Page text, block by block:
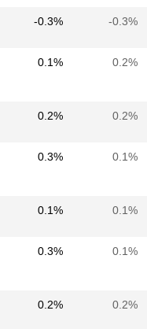
-0.3% -0.3%
0.1% 0.2%
0.2% 0.2%
0.3% 0.1%
0.1% 0.1%
0.3% 0.1%
0.2% 0.2%